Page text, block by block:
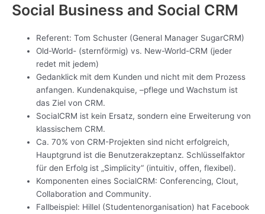
Social Business and Social CRM
Referent: Tom Schuster (General Manager SugarCRM)
Old-World- (sternförmig) vs. New-World-CRM (jeder
redet mit jedem)
Gedanklick mit dem Kunden und nicht mit dem Prozess
anfangen. Kundenakquise, –pflege und Wachstum ist
das Ziel von CRM.
SocialCRM ist kein Ersatz, sondern eine Erweiterung von
klassischem CRM.
Ca. 70% von CRM-Projekten sind nicht erfolgreich,
Hauptgrund ist die Benutzerakzeptanz. Schlüsselfaktor
für den Erfolg ist „Simplicity“ (intuitiv, offen, flexibel).
Komponenten eines SocialCRM: Conferencing, Clout,
Collaboration and Community.
Fallbeispiel: Hillel (Studentenorganisation) hat Facebook